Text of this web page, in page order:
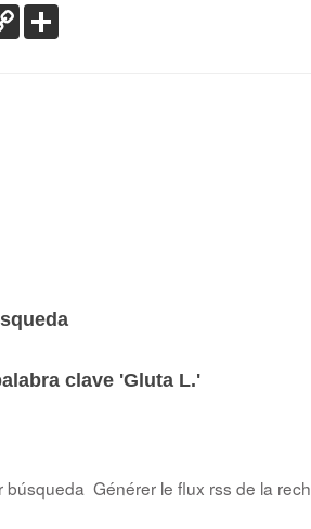
Copy
Link
clave 'Gluta L.'
búsqueda Générer le flux rss de la